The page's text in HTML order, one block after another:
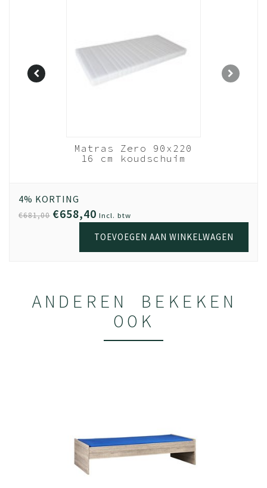
Matras Zero 90x220
16 cm koudschuim
4% KORTING
€681,00 €658,40 Incl. btw
TOEVOEGEN AAN WINKELWAGEN
ANDEREN BEKEKEN
OOK